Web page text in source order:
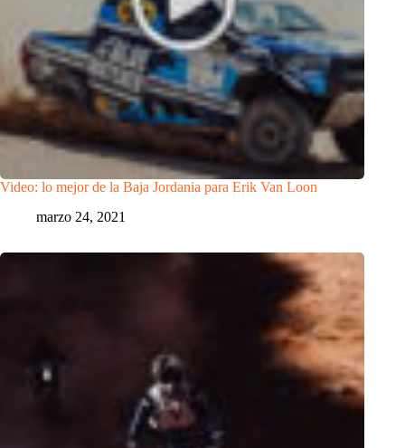
Video: lo mejor de la Baja Jordania para Erik Van Loon
marzo 24, 2021